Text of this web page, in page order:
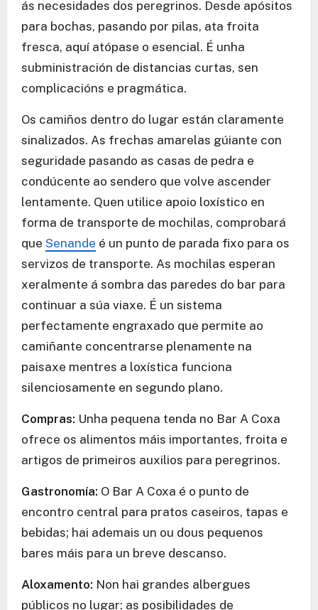
ás necesidades dos peregrinos. Desde apósitos
para bochas, pasando por pilas, ata froita
fresca, aquí atópase o esencial. É unha
subministración de distancias curtas, sen
complicacións e pragmática.
Os camiños dentro do lugar están claramente
sinalizados. As frechas amarelas gúiante con
seguridade pasando as casas de pedra e
condúcente ao sendero que volve ascender
lentamente. Quen utilice apoio loxístico en
forma de transporte de mochilas, comprobará
que Senande é un punto de parada fixo para os
servizos de transporte. As mochilas esperan
xeralmente á sombra das paredes do bar para
continuar a súa viaxe. É un sistema
perfectamente engraxado que permite ao
camiñante concentrarse plenamente na
paisaxe mentres a loxística funciona
silenciosamente en segundo plano.
Compras: Unha pequena tenda no Bar A Coxa
ofrece os alimentos máis importantes, froita e
artigos de primeiros auxilios para peregrinos.
Gastronomía: O Bar A Coxa é o punto de
encontro central para pratos caseiros, tapas e
bebidas; hai ademais un ou dous pequenos
bares máis para un breve descanso.
Aloxamento: Non hai grandes albergues
públicos no lugar; as posibilidades de